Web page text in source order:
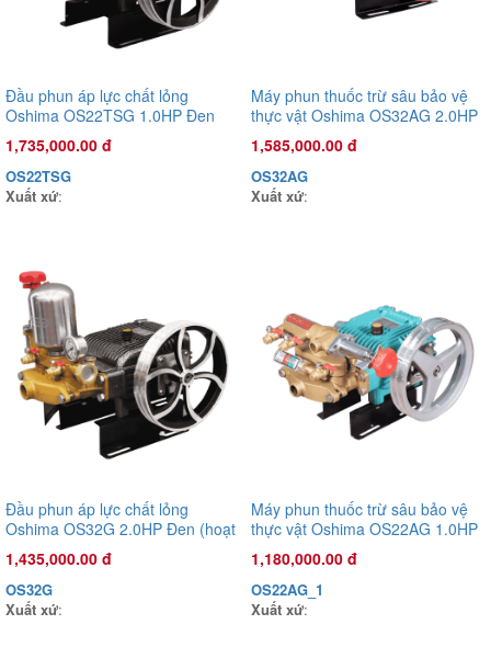
Đầu phun áp lực chất lỏng Oshima OS45ST 2.0HP Xanh đậm
(hoạt động bằng sức kéo động cơ)
5,200,000.00 đ
OS45ST
Đầu phun áp lực chất lỏng
Oshima OS22TSG 1.0HP Đen
(hoạt động bằng sức kéo động
cơ) (pittông sứ)
1,735,000.00 đ
OS22TSG
Xuất xứ:
Máy phun thuốc trừ sâu bảo vệ
thực vật Oshima OS32AG 2.0HP
Đen
1,585,000.00 đ
OS32AG
Xuất xứ:
Đầu phun áp lực chất lỏng
Oshima OS32G 2.0HP Đen (hoạt
động bằng sức kéo động cơ)
1,435,000.00 đ
OS32G
Xuất xứ:
Máy phun thuốc trừ sâu bảo vệ
thực vật Oshima OS22AG 1.0HP
Xanh (hoạt động bằng sức kéo
động cơ)
1,180,000.00 đ
OS22AG_1
Xuất xứ: